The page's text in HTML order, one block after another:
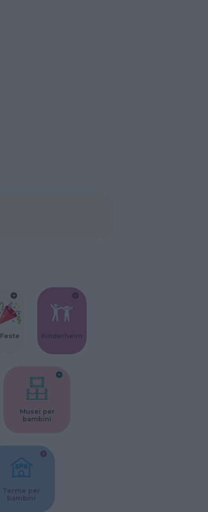
Feste Kinderheim
Musei per
bambini
Terme per
bambini